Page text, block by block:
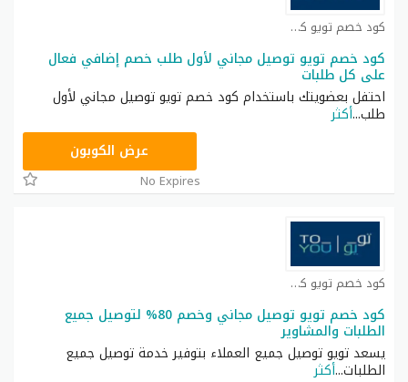
كود خصم تويو كوبون
كود خصم تويو توصيل مجاني لأول طلب خصم إضافي فعال
على كل طلبات
احتفل بعضويتك باستخدام كود خصم تويو توصيل مجاني لأول
طلب...أكثر
عرض الكوبون
No Expires
كود خصم تويو كوبون
كود خصم تويو توصيل مجاني وخصم 80% لتوصيل جميع
الطلبات والمشاوير
يسعد تويو توصيل جميع العملاء بتوفير خدمة توصيل جميع
الطلبات...أكثر